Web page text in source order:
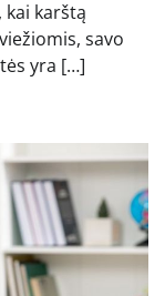
karštą
savo
yra […]